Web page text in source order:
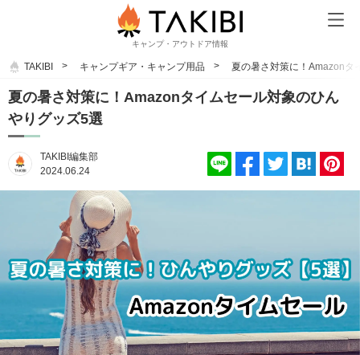
キャンプ・アウトドア情報
TAKIBI キャンプギア・キャンプ用品 夏の暑さ対策に！Amazonタ
夏の暑さ対策に！Amazonタイムセール対象のひん
やりグッズ5選
TAKIBI編集部
2024.06.24